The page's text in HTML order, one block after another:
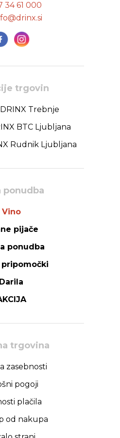
34 61 000
trgovin
Trebnje
BTC Ljubljana
Rudnik Ljubljana
ponudba
Vino
pijače
ponudba
Darila
trgovina
zasebnosti
pogoji
plačila
od nakupa